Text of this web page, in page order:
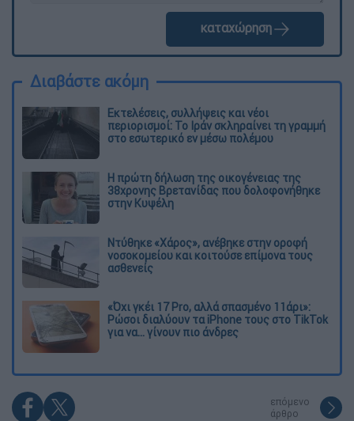
καταχώρηση
Διαβάστε ακόμη
Εκτελέσεις, συλλήψεις και νέοι
περιορισμοί: Το Ιράν σκληραίνει τη γραμμή
στο εσωτερικό εν μέσω πολέμου
Η πρώτη δήλωση της οικογένειας της
38χρονης Βρετανίδας που δολοφονήθηκε
στην Κυψέλη
Ντύθηκε «Χάρος», ανέβηκε στην οροφή
νοσοκομείου και κοιτούσε επίμονα τους
ασθενείς
«Όχι γκέι 17 Pro, αλλά σπασμένο 11άρι»:
Ρώσοι διαλύουν τα iPhone τους στο TikTok
για να... γίνουν πιο άνδρες
επόμενο
άρθρο